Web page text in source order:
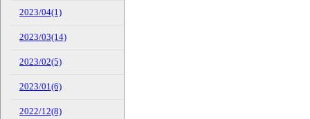
2023/04(1)
2023/03(14)
2023/02(5)
2023/01(6)
2022/12(8)